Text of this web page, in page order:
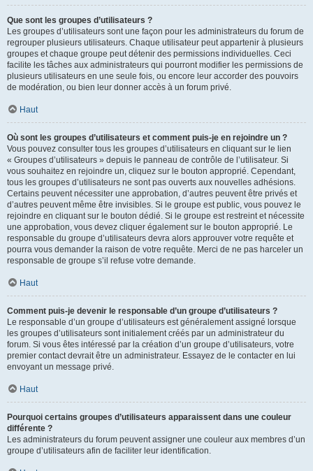
Que sont les groupes d’utilisateurs ?
Les groupes d’utilisateurs sont une façon pour les administrateurs du forum de
regrouper plusieurs utilisateurs. Chaque utilisateur peut appartenir à plusieurs
groupes et chaque groupe peut détenir des permissions individuelles. Ceci
facilite les tâches aux administrateurs qui pourront modifier les permissions de
plusieurs utilisateurs en une seule fois, ou encore leur accorder des pouvoirs
de modération, ou bien leur donner accès à un forum privé.
Haut
Où sont les groupes d’utilisateurs et comment puis-je en rejoindre un ?
Vous pouvez consulter tous les groupes d’utilisateurs en cliquant sur le lien
« Groupes d’utilisateurs » depuis le panneau de contrôle de l’utilisateur. Si
vous souhaitez en rejoindre un, cliquez sur le bouton approprié. Cependant,
tous les groupes d’utilisateurs ne sont pas ouverts aux nouvelles adhésions.
Certains peuvent nécessiter une approbation, d’autres peuvent être privés et
d’autres peuvent même être invisibles. Si le groupe est public, vous pouvez le
rejoindre en cliquant sur le bouton dédié. Si le groupe est restreint et nécessite
une approbation, vous devez cliquer également sur le bouton approprié. Le
responsable du groupe d’utilisateurs devra alors approuver votre requête et
pourra vous demander la raison de votre requête. Merci de ne pas harceler un
responsable de groupe s’il refuse votre demande.
Haut
Comment puis-je devenir le responsable d’un groupe d’utilisateurs ?
Le responsable d’un groupe d’utilisateurs est généralement assigné lorsque
les groupes d’utilisateurs sont initialement créés par un administrateur du
forum. Si vous êtes intéressé par la création d’un groupe d’utilisateurs, votre
premier contact devrait être un administrateur. Essayez de le contacter en lui
envoyant un message privé.
Haut
Pourquoi certains groupes d’utilisateurs apparaissent dans une couleur
différente ?
Les administrateurs du forum peuvent assigner une couleur aux membres d’un
groupe d’utilisateurs afin de faciliter leur identification.